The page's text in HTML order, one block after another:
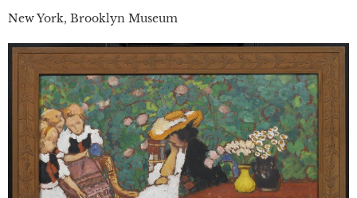
New York, Brooklyn Museum